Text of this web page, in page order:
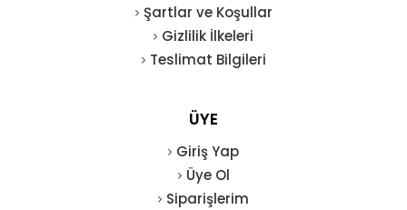
Şartlar ve Koşullar
Gizlilik İlkeleri
Teslimat Bilgileri
ÜYE
Giriş Yap
Üye Ol
Siparişlerim